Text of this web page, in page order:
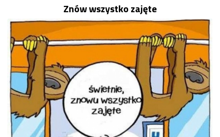
Znów wszystko zajęte